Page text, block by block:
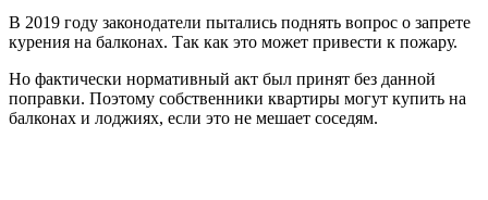
В 2019 году законодатели пытались поднять вопрос о запрете
курения на балконах. Так как это может привести к пожару.
Но фактически нормативный акт был принят без данной
поправки. Поэтому собственники квартиры могут купить на
балконах и лоджиях, если это не мешает соседям.